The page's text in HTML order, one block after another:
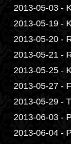
2013-05-03 -
2013-05-19 -
2013-05-20 -
2013-05-21 -
2013-05-25 -
2013-05-27 -
2013-05-29 -
2013-06-03 -
2013-06-04 -